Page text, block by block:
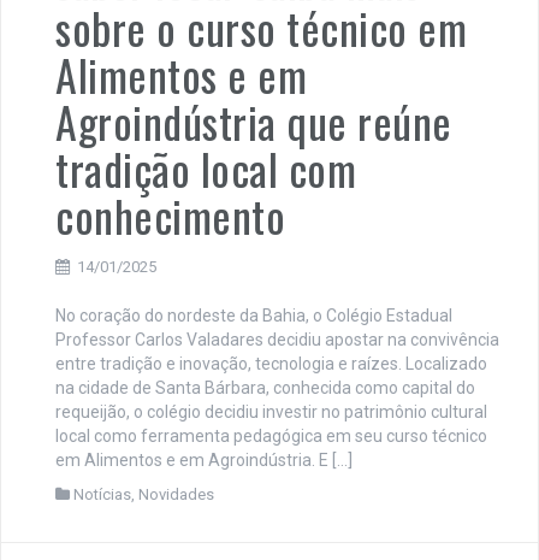
sobre o curso técnico em
Alimentos e em
Agroindústria que reúne
tradição local com
conhecimento
14/01/2025
No coração do nordeste da Bahia, o Colégio Estadual
Professor Carlos Valadares decidiu apostar na convivência
entre tradição e inovação, tecnologia e raízes. Localizado
na cidade de Santa Bárbara, conhecida como capital do
requeijão, o colégio decidiu investir no patrimônio cultural
local como ferramenta pedagógica em seu curso técnico
em Alimentos e em Agroindústria. E […]
Notícias Novidades